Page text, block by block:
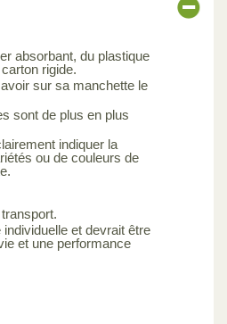
absorbant, du plastique
rigide.
sur sa manchette le
sont de plus en plus
indiquer la
ou de couleurs de
et devrait être
et une performance